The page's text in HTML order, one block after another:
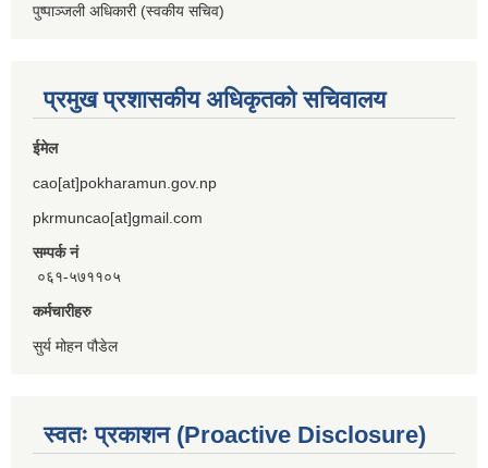
पुष्पाञ्जली अधिकारी (स्वकीय सचिव)
प्रमुख प्रशासकीय अधिकृतको सचिवालय
ईमेल
cao[at]pokharamun.gov.np
pkrmuncao[at]gmail.com
सम्पर्क नं
०६१-५७११०५
कर्मचारीहरु
सुर्य मोहन पौडेल
स्वतः प्रकाशन (Proactive Disclosure)